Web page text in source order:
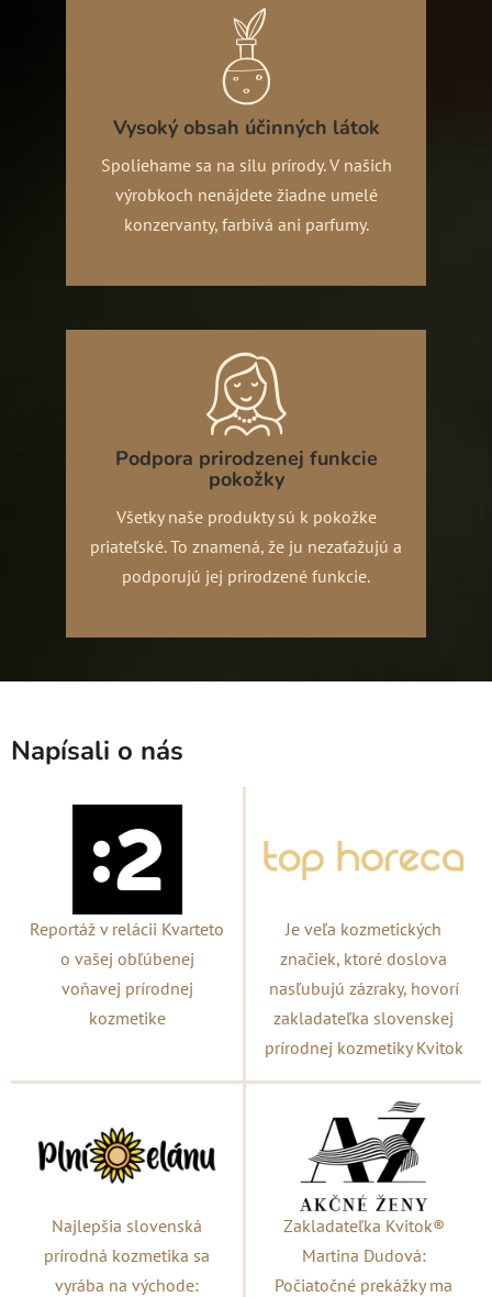
Vysoký obsah účinných látok
Spoliehame sa na silu prírody. V našich
výrobkoch nenájdete žiadne umelé
konzervanty, farbivá ani parfumy.
Podpora prirodzenej funkcie
pokožky
Všetky naše produkty sú k pokožke
priateľské. To znamená, že ju nezaťažujú a
podporujú jej prirodzené funkcie.
Napísali o nás
Reportáž v relácii Kvarteto
o vašej obľúbenej
voňavej prírodnej
kozmetike
Je veľa kozmetických
značiek, ktoré doslova
nasľubujú zázraky, hovorí
zakladateľka slovenskej
prírodnej kozmetiky Kvitok
Najlepšia slovenská
prírodná kozmetika sa
vyrába na východe:
Zakladateľka Kvitok®
Martina Dudová:
Počiatočné prekážky ma